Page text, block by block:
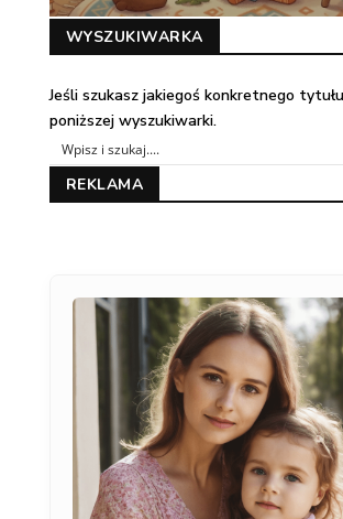
WYSZUKIWARKA
Jeśli szukasz jakiegoś konkretnego
poniższej wyszukiwarki.
REKLAMA